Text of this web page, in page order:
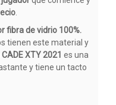
fibra de vidrio 100%.
tienen este material y
CADE XTY 2021 es una
y tiene un tacto